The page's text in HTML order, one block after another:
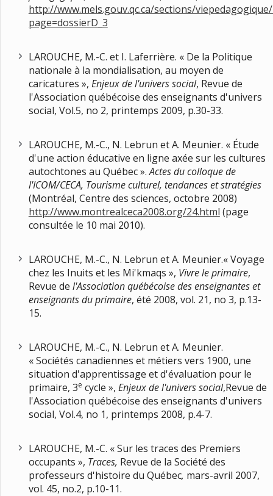
http://www.mels.gouv.qc.ca/sections/
page=dossierD_3
LAROUCHE, M.-C. et I. Laferrière. « De la Politique
nationale à la mondialisation, au moyen de
caricatures », Enjeux de l'univers social, Revue de
l'Association québécoise des enseignants d'univers
social, Vol.5, no 2, printemps 2009, p.30-33.
LAROUCHE, M.-C., N. Lebrun et A. Meunier. « Étude
d'une action éducative en ligne axée sur les cultures
autochtones au Québec ».Actes du colloque de
l'ICOM/CECA, Tourisme culturel, tendances et stratégies
(Montréal, Centre des sciences, octobre 2008)
http://www.montrealceca2008.org/24.html (page
consultée le 10 mai 2010).
LAROUCHE, M.-C., N. Lebrun et A. Meunier.« Voyage
chez les Inuits et les Mi'kmaqs », Vivre le primaire,
Revue de l'Association québécoise des enseignantes et
enseignants du primaire, été 2008, vol. 21, no 3, p.13-
15.
LAROUCHE, M.-C., N. Lebrun et A. Meunier.
« Sociétés canadiennes et métiers vers 1900, une
situation d'apprentissage et d'évaluation pour le
primaire, 3e cycle », Enjeux de l'univers social,Revue de
l'Association québécoise des enseignants d'univers
social, Vol.4, no 1, printemps 2008, p.4-7.
LAROUCHE, M.-C. « Sur les traces des Premiers
occupants », Traces, Revue de la Société des
professeurs d'histoire du Québec, mars-avril 2007,
vol. 45, no.2, p.10-11.